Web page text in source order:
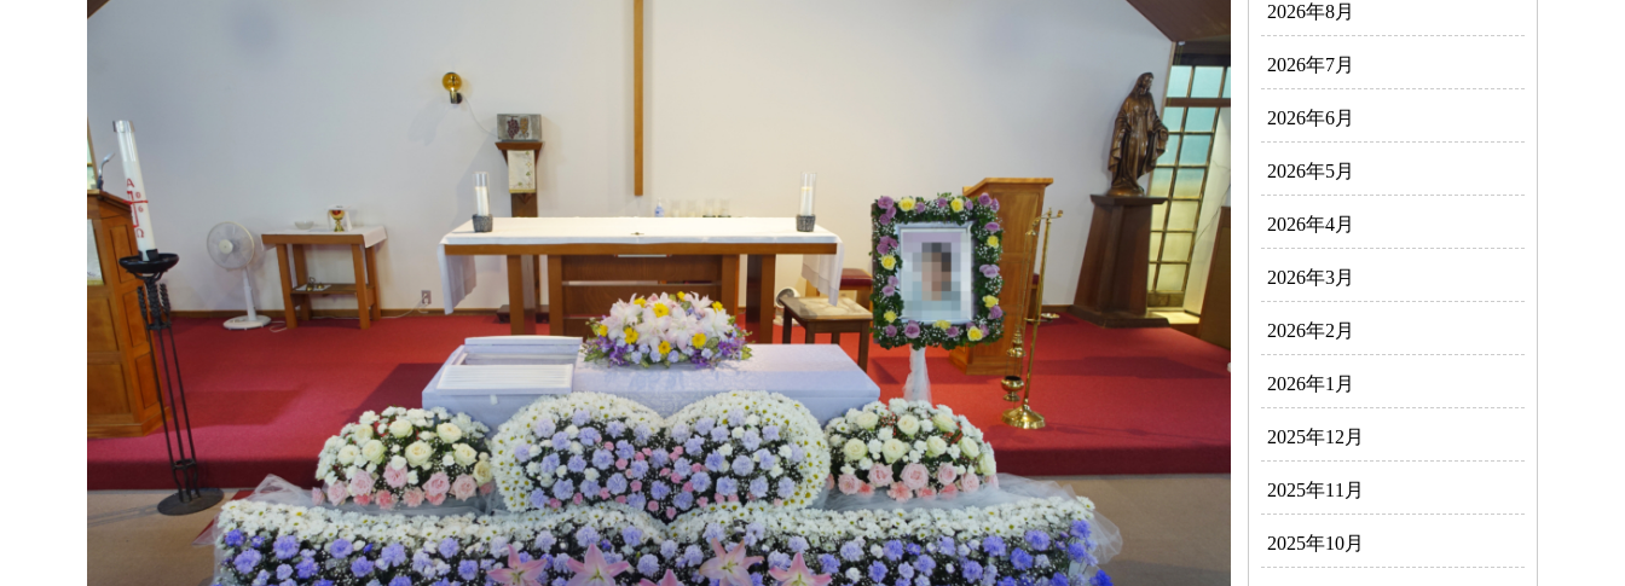
2026年8月
2026年7月
2026年6月
2026年5月
2026年4月
2026年3月
2026年2月
2026年1月
2025年12月
2025年11月
2025年10月